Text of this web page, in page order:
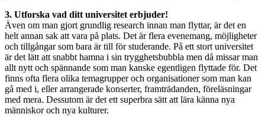
3. Utforska vad ditt universitet erbjuder!
Även om man gjort grundlig research innan man flyttar, är det en
helt annan sak att vara på plats. Det är flera evenemang, möjligheter
och tillgångar som bara är till för studerande. På ett stort universitet
är det lätt att snabbt hamna i sin trygghetsbubbla men då missar man
allt nytt och spännande som man kanske egentligen flyttade för. Det
finns ofta flera olika temagrupper och organisationer som man kan
gå med i, eller arrangerade konserter, framträdanden, föreläsningar
med mera. Dessutom är det ett superbra sätt att lära känna nya
människor och nya kulturer.